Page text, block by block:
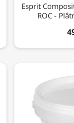
Esprit
ROC -